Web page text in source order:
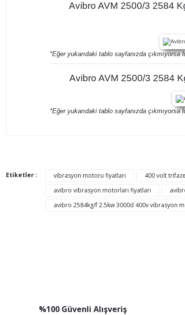
Avibro AVM 2500/3 2584
*Eğer yukarıdaki tablo sayfanızda çıkmıyorsa
Avibro AVM 2500/3 2584
*Eğer yukarıdaki tablo sayfanızda çıkmıyorsa
Ürün resmi kalitesiz, bozuk veya
Ürün açıklamasında eksik bilgiler bulunuyor.
Etiketler : vibrasyon motoru fiyatları 400 volt
avibro vibrasyon motorları fiyatları
avibro 2584kg/f 2.5kw 3000d 400v vibrasyon
%100 Güvenli Alışveriş